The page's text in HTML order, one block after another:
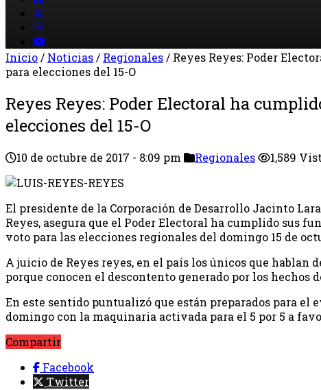
Inicio/ Noticias/ Regionales/ Reyes Reyes: Poder
para elecciones del 15-O
Reyes Reyes: Poder Electoral ha
elecciones del 15-O
10 de octubre de 2017 - 8:09 pm Regionales 1,589
El presidente de la Corporación de Desarrollo Jacinto
Reyes, asegura que el Poder Electoral ha cumplido sus
voto para las elecciones regionales del domingo 15 de
A juicio de Reyes reyes, en el país los únicos que hablan
porque conocen el descontento generado por los hechos
En este sentido puntualizó que están preparados para el
domingo con la maquinaria activada para el 5 por 5 a
Compartir
Facebook
Twitter